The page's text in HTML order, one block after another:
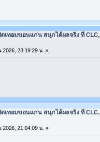
ดเทอมขอนแก่น สนุกได้ผลจริง ที่ CLC,
2026, 23:19:29 น. »
ดเทอมขอนแก่น สนุกได้ผลจริง ที่ CLC,
2026, 21:04:09 น. »